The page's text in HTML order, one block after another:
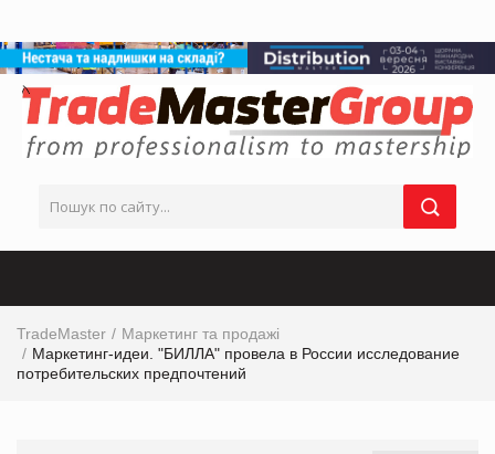
TradeMaster
Маркетинг та продажі
Маркетинг-идеи. "БИЛЛА" провела в России исследование
потребительских предпочтений